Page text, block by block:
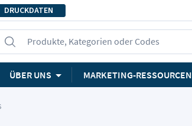
DRUCKDATEN
Produkte, Kategorien oder Codes
ÜBER UNS MARKETING-RESSOURCEN